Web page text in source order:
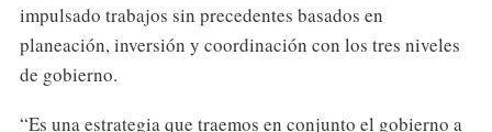
impulsado trabajos sin precedentes basados en
planeación, inversión y coordinación con los tres niveles
de gobierno.
“Es una estrategia que traemos en conjunto el gobierno a